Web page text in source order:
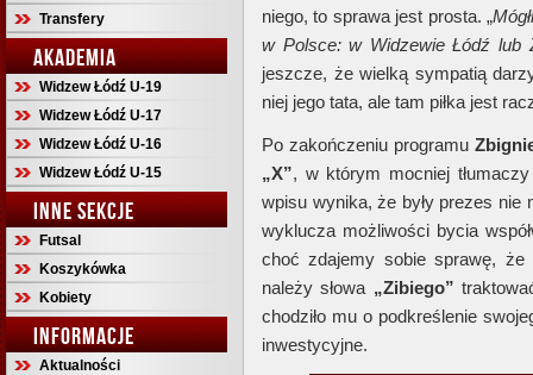
Transfery
AKADEMIA
Widzew Łódź U-19
Widzew Łódź U-17
Widzew Łódź U-16
Widzew Łódź U-15
INNE SEKCJE
Futsal
Koszykówka
Kobiety
INFORMACJE
Aktualności
niego, to sprawa jest prosta. „
w Polsce: w Widzewie Łódź lub
jeszcze, że wielką sympatią
niej jego tata, ale tam piłka jest
Po zakończeniu programu
„X”, w którym mocniej
wpisu wynika, że były prezes
wyklucza możliwości bycia
choć zdajemy sobie sprawę, że
należy słowa „Zibiego”
chodziło mu o podkreślenie
inwestycyjne.